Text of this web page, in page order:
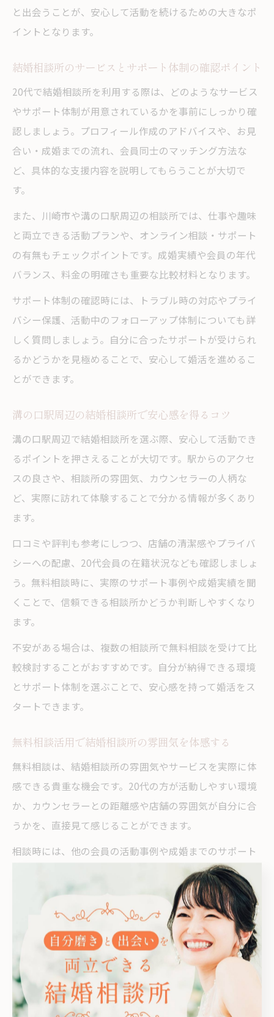
と出会うことが、安心して活動を続けるための大きなポ
イントとなります。
結婚相談所のサービスとサポート体制の確認ポイント
20代で結婚相談所を利用する際は、どのようなサービス
やサポート体制が用意されているかを事前にしっかり確
認しましょう。プロフィール作成のアドバイスや、お見
合い・成婚までの流れ、会員同士のマッチング方法な
ど、具体的な支援内容を説明してもらうことが大切で
す。
また、川崎市や溝の口駅周辺の相談所では、仕事や趣味
と両立できる活動プランや、オンライン相談・サポート
の有無もチェックポイントです。成婚実績や会員の年代
バランス、料金の明確さも重要な比較材料となります。
サポート体制の確認時には、トラブル時の対応やプライ
バシー保護、活動中のフォローアップ体制についても詳
しく質問しましょう。自分に合ったサポートが受けられ
るかどうかを見極めることで、安心して婚活を進めるこ
とができます。
溝の口駅周辺の結婚相談所で安心感を得るコツ
溝の口駅周辺で結婚相談所を選ぶ際、安心して活動でき
るポイントを押さえることが大切です。駅からのアクセ
スの良さや、相談所の雰囲気、カウンセラーの人柄な
ど、実際に訪れて体験することで分かる情報が多くあり
ます。
口コミや評判も参考にしつつ、店舗の清潔感やプライバ
シーへの配慮、20代会員の在籍状況なども確認しましょ
う。無料相談時に、実際のサポート事例や成婚実績を聞
くことで、信頼できる相談所かどうか判断しやすくなり
ます。
不安がある場合は、複数の相談所で無料相談を受けて比
較検討することがおすすめです。自分が納得できる環境
とサポート体制を選ぶことで、安心感を持って婚活をス
タートできます。
無料相談活用で結婚相談所の雰囲気を体感する
無料相談は、結婚相談所の雰囲気やサービスを実際に体
感できる貴重な機会です。20代の方が活動しやすい環境
か、カウンセラーとの距離感や店舗の雰囲気が自分に合
うかを、直接見て感じることができます。
相談時には、他の会員の活動事例や成婚までのサポート
体制、イベントやセミナーの内容なども聞いてみましょ
う。実際に足を運ぶことで、ウェブサイトや口コミだけ
では分からないリアルな情報が得られます。
失敗例としては、雰囲気が合わないまま入会してしま
い、活動が続けられなくなるケースもあります。無料相
談を複数活用し、自分にぴったりの結婚相談所を見極め
ることが、理想の出会いへの近道です。